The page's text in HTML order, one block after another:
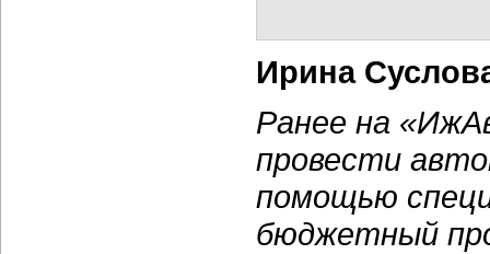
Ирина
Ранее на
провести
помощью
бюджетный